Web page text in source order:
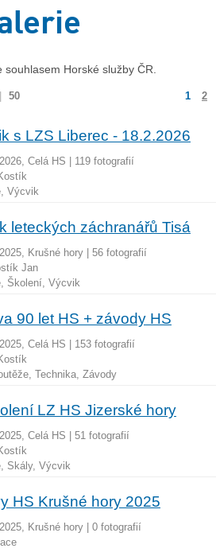
Horské služby ČR.
50 1 2
s LZS Liberec - 18.2.2026
Celá HS
119 fotografií
Výcvik
leteckých záchranářů Tisá
Krušné hory
56 fotografií
Jan
Školení, Výcvik
90 let HS + závody HS
Celá HS
153 fotografií
Technika, Závody
LZ HS Jizerské hory
Celá HS
51 fotografií
Skály, Výcvik
HS Krušné hory 2025
Krušné hory
0 fotografií